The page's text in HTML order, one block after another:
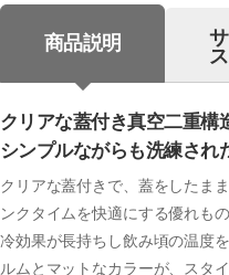
商品説明
クリアな蓋付き真空二重構
シンプルながらも洗練され
クリアな蓋付きで、蓋をしたま
ンクタイムを快適にする優れも
冷効果が長持ちし飲み頃の温度
ルムとマットなカラーが、スタ